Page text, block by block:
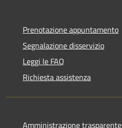
Prenotazione appuntamento
Segnalazione disservizio
Leggi le FAQ
Richiesta assistenza
Amministrazione trasparente